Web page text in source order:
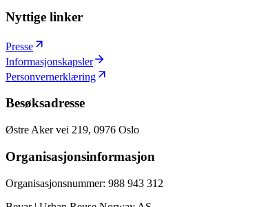
Nyttige linker
Presse
Informasjonskapsler
Personvernerklæring
Besøksadresse
Østre Aker vei 219, 0976 Oslo
Organisasjonsinformasjon
Organisasjonsnummer: 988 943 312